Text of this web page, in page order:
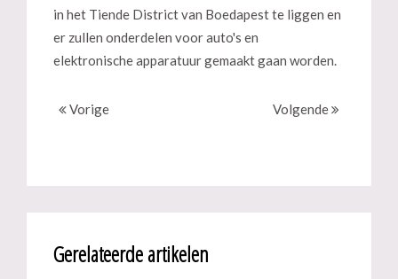
in het Tiende District van Boedapest te liggen en
er zullen onderdelen voor auto's en
elektronische apparatuur gemaakt gaan worden.
Vorige Volgende
Gerelateerde artikelen